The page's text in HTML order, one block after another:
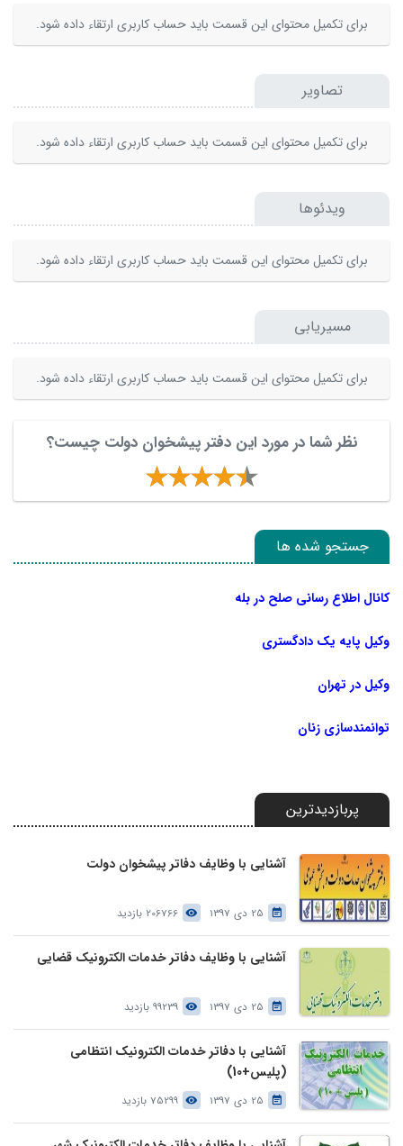
برای تکمیل محتوای این قسمت باید حساب کاربری ارتقاء داده شود.
تصاویر
برای تکمیل محتوای این قسمت باید حساب کاربری ارتقاء داده شود.
ویدئوها
برای تکمیل محتوای این قسمت باید حساب کاربری ارتقاء داده شود.
مسیریابی
برای تکمیل محتوای این قسمت باید حساب کاربری ارتقاء داده شود.
نظر شما در مورد این دفتر پیشخوان دولت چیست؟
جستجو شده ها
کانال اطلاع رسانی صلح در بله
وکیل پایه یک دادگستری
وکیل در تهران
توانمندسازی زنان
پربازدیدترین
آشنایی با وظایف دفاتر پیشخوان دولت
25 دی 1397 206766 بازدید
آشنایی با وظایف دفاتر خدمات الکترونیک قضایی
25 دی 1397 99239 بازدید
آشنایی با دفاتر خدمات الکترونیک انتظامی
(پلیس+10)
25 دی 1397 75299 بازدید